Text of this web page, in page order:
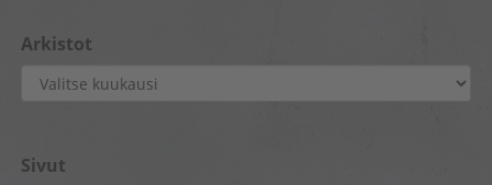
Arkistot
Arkistot
Sivut